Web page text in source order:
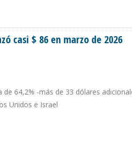
casi $ 86 en marzo de 2026
64,2% -más de 33 dólares
Unidos e Israel